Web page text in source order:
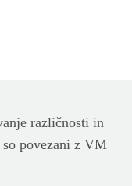
različnosti in
povezani z VM